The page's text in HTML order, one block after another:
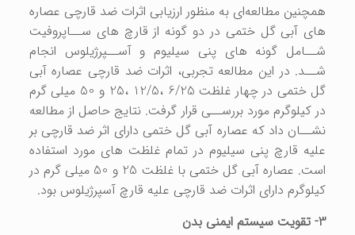
همچنین مطالعه‌ای به منظور ارزیابی اثرات ضد قارچی عصاره
های آبی گل ختمی در دو گونه از قارچ های ســاپروفیت
شــامل گونه های پنی سیلیوم و آســپرژیلوس انجام
شــد. در این مطالعه تجربی، اثرات ضد قارچی عصاره آبی
گل ختمی در چهار غلظت 6/25 ،12/5 ،25 و 50 میلی گرم
در کیلوگرم مورد بررســی قرار گرفت. نتایج حاصل از مطالعه
نشــان داد که عصاره آبی گل ختمی دارای اثر ضد قارچی بر
علیه قارچ پنی سیلیوم در تمام غلظت های مورد استفاده
است. عصاره آبی گل ختمی با غلظت 25 و 50 میلی گرم در
کیلوگرم دارای اثرات ضد قارچی علیه قارچ آسپرژیلوس بود.
3- تقویت سیستم ایمنی بدن